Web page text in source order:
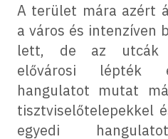
A terület mára azért
a város és intenzíven
lett, de az utcák
elővárosi lépték
hangulatot mutat
tisztviselőtelepekkel
egyedi